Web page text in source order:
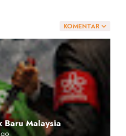
KOMENTAR
Baru Malaysia